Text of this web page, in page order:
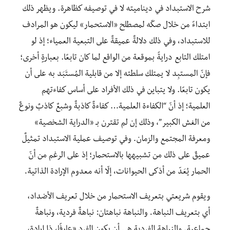
شرح الاستبداد في ديناميته لا في توصيفه كظاهرة. ويظهر ذلك
ابتداءً من خلال صكّه لمصطلح «الاستحمار» ليكون هو المرادف
للاستبداد، وفي ذلك دلالةٌ عميقةٌ على التبعية العمياء؛ إذ لو
امتلك التابع درايةً بموقعة من الواقع لما كان تابعًا. بعبارةٍ أخرى؛
فإنّ المستبِد لا يمتلك سلطته إلا من قابلية المُستَبَد به على أن
يكون تابعًا. ولا يتباين في ذلك الأفراد على أساس كفاءتهم
العلمية؛ إذ أنّ “الكفاءة العلمية… كفاءةٌ كاذبةٌ وشبعٌ كاذبٌ ونوعٌ
من الغش الكبير”، وذلك إن لم تقترن بـ «الدراية الشخصية»
ومعرفة المجتمع والزمان. وفي توصيف عملية الاستبداد تمثيلٌ
عميقٌ على ذلك من تشبيهها بالاستحمار؛ إذ على الرغم من أنّ
الحمار يُعَدّ من أذكى الحيوانات، إلّا أنه معدوم الإرادة الذاتية.
ويقوم شريعتي بتعريف الاستحمار من خلال تعريف الأضداد،
أي بتعريف النباهة. والنباهة نباهتان: نباهةٌ فردية، ونباهةٌ